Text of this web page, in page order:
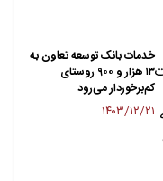
خدمات بانک توسعه تعاون به
۱۳ هزار و ۹۰۰ روستای
کم‌برخوردار می‌رود
۱۴۰۳/۱۲/۲۱